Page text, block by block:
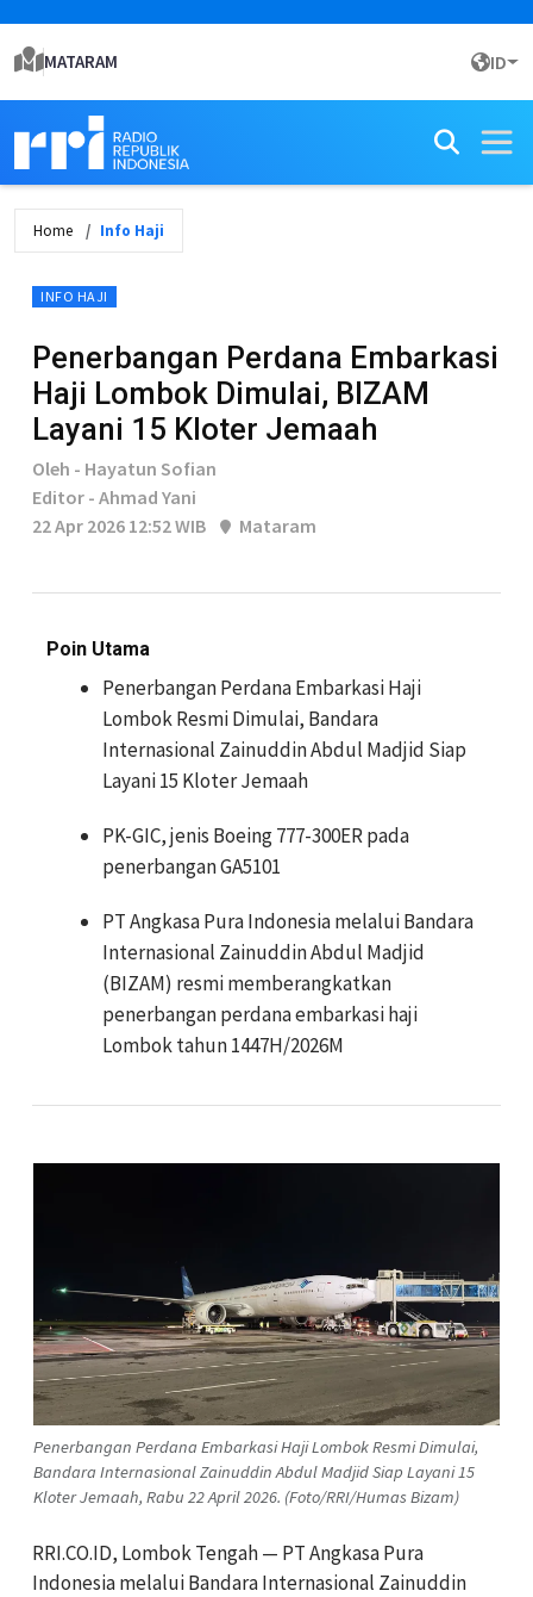
MATARAM ID
Home Info Haji
INFO HAJI
Penerbangan Perdana Embarkasi
Haji Lombok Dimulai, BIZAM
Layani 15 Kloter Jemaah
Oleh - Hayatun Sofian
Editor - Ahmad Yani
22 Apr 2026 12:52 WIB
Mataram
Poin Utama
Penerbangan Perdana Embarkasi Haji
Lombok Resmi Dimulai, Bandara
Internasional Zainuddin Abdul Madjid Siap
Layani 15 Kloter Jemaah
PK-GIC, jenis Boeing 777-300ER pada
penerbangan GA5101
PT Angkasa Pura Indonesia melalui Bandara
Internasional Zainuddin Abdul Madjid
(BIZAM) resmi memberangkatkan
penerbangan perdana embarkasi haji
Lombok tahun 1447H/2026M
Penerbangan Perdana Embarkasi Haji Lombok Resmi Dimulai,
Bandara Internasional Zainuddin Abdul Madjid Siap Layani 15
Kloter Jemaah, Rabu 22 April 2026. (Foto/RRI/Humas Bizam)
RRI.CO.ID, Lombok Tengah — PT Angkasa Pura
IndonesiamelaluiBandara Internasional Zainuddin